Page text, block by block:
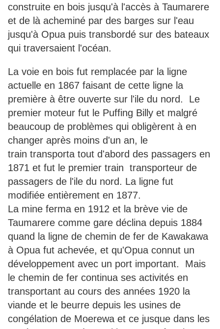
construite en bois jusqu'à l'accès à Taumarere
et de là acheminé par des barges sur l'eau
jusqu'à Opua puis transbordé sur des bateaux
qui traversaient l'océan.
La voie en bois fut remplacée par la ligne
actuelle en 1867 faisant de cette ligne la
première à être ouverte sur l'ile du nord. Le
premier moteur fut le Puffing Billy et malgré
beaucoup de problèmes qui obligèrent à en
changer après moins d'un an, le
train transporta tout d'abord des passagers en
1871 et fut le premier train transporteur de
passagers de l'ile du nord. La ligne fut
modifiée entièrement en 1877.
La mine ferma en 1912 et la brève vie de
Taumarere comme gare déclina depuis 1884
quand la ligne de chemin de fer de Kawakawa
à Opua fut achevée, et qu'Opua connut un
développement avec un port important. Mais
le chemin de fer continua ses activités en
transportant au cours des années 1920 la
viande et le beurre depuis les usines de
congélation de Moerewa et ce jusque dans les